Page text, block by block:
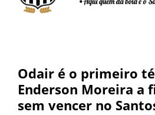
Odair é o primeiro
Enderson Moreira a
sem vencer no